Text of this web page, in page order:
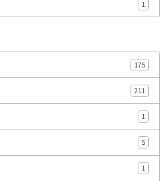
1
175
211
1
5
1